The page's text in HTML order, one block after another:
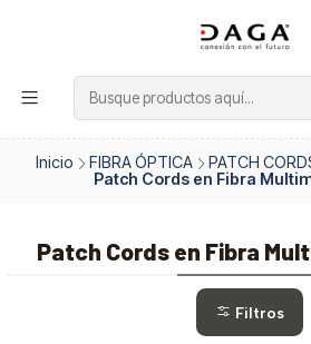
Inicio FIBRA ÓPTICA
PATCH
Patch Cords en Fibra
Patch Cords en Fibra
Filtros